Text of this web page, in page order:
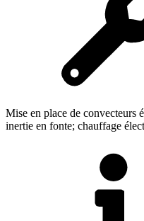
Mise en place de convecteurs
inertie en fonte; chauffage